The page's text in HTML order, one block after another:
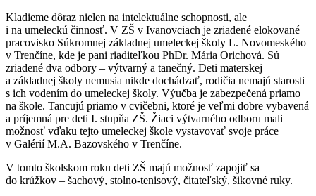
Kladieme dôraz nielen na intelektuálne schopnosti, ale
i na umeleckú činnosť. V ZŠ v Ivanovciach je zriadené elokované
pracovisko Súkromnej základnej umeleckej školy L. Novomeského
v Trenčíne, kde je pani riaditeľkou PhDr. Mária Orichová. Sú
zriadené dva odbory – výtvarný a tanečný. Deti materskej
a základnej školy nemusia nikde dochádzať, rodičia nemajú starosti
s ich vodením do umeleckej školy. Výučba je zabezpečená priamo
na škole. Tancujú priamo v cvičebni, ktoré je veľmi dobre vybavená
a príjemná pre deti I. stupňa ZŠ. Žiaci výtvarného odboru mali
možnosť vďaku tejto umeleckej škole vystavovať svoje práce
v Galérií M.A. Bazovského v Trenčíne.
V tomto školskom roku deti ZŠ majú možnosť zapojiť sa
do krúžkov – šachový, stolno-tenisový, čitateľský, šikovné ruky.